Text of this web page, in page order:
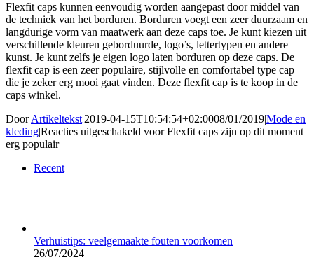
Flexfit caps kunnen eenvoudig worden aangepast door middel van
de techniek van het borduren. Borduren voegt een zeer duurzaam en
langdurige vorm van maatwerk aan deze caps toe. Je kunt kiezen uit
verschillende kleuren geborduurde, logo’s, lettertypen en andere
kunst. Je kunt zelfs je eigen logo laten borduren op deze caps. De
flexfit cap is een zeer populaire, stijlvolle en comfortabel type cap
die je zeker erg mooi gaat vinden. Deze flexfit cap is te koop in de
caps winkel.
DoorArtikeltekst|2019-04-15T10:54:54+02:0008/01/2019|Mode en
kleding|Reacties uitgeschakeld voor Flexfit caps zijn op dit moment
erg populair
Recent
Verhuistips: veelgemaakte fouten voorkomen
26/07/2024